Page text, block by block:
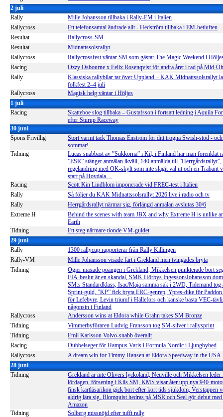
2 juli
Rally
Mille Johansson tillbaka i Rally-EM i Italien
Rallycross
Ett telefonsamtal ändrade allt - Hedström tillbaka i EM-hetluften
Resultat
Rallycross-SM
Resultat
Midnattssolsrallyt
Rallycross
Rallycrossfest väntar SM som gästar The Magic Weekend i
Racing
Ozzy Osbourne x Felix Rosenqvist för andra året i rad på Mid-
Rally
Klassiska rallybilar tar över Uppland – KAK Midnattssolsrallyt
folkfest 2–4 juli
Rallycross
Magisk helg väntar i Höljes
1 juli
Racing
Skatteboe slog tillbaka – Gustafsson i fortsatt ledning i Aquila
efter Sturup Raceway
30 juni
Spons Frivillig
Stort varmt tack Thomas Enström för ditt trogna Swish-stöd -
sommar!
Tidning
Lucas snabbast av ”Sukkorna” i Kil, i Finland har man förenklat
”ESR” stänger anmälan ikväll, 140 anmälda till ”Herrgårdsrallyt”,
regeländring med OK-skylt som inte slagit väl ut och en Trabant
start på Hovdala…
Racing
Scott Kin Lindblom imponerade vid FREC-test i Italien
Rally
Så följer du KAK Midnattssolsrallyt 2026 live i radio och tv
Rally
Herrgårdsrallyt närmar sig, förlängd anmälan avslutas 30/6
Extreme H
Behind the scenes with team JBX and why Extreme H is unlike
Earth
Tidning
Ett steg närmare tionde VM-guldet
29 juni
Rally
1300 rallycup rapporterar från Rally Killingen
Rally-VM
Mille Johansson visade fart i Grekland men tvingades bryta
Tidning
Ogier maxade poängen i Grekland, Mikkelsen punkterade bort
FIA-beslut är en skandal, SMK Hörbys Ingesson/Johansson
SM:s Standardklass, Isac/Maja samma sak i 2WD, Tidemand tog
Sprint-guld, ”KP” fick bryta ERC-genrep, Ypres-dike för
för Lefebvre, Levin triumf i Hällefors och kanske bästa VEC-
någonsin i Finland
Rallycross
Andersson wins at Eldora while Grahn takes SM Bronze
Tidning
Vimmerbyföraren Ludvig Fransson tog SM-silver i rallysprint
Tidning
Emil Karlsson Volvo-snabb överallt
Racing
Dubbelseger för Hampus Varis i Formula Nordic i Ljungbyhed
Rallycross
A dream win for Timmy Hansen at Eldora Speedway in the USA
28 juni
Tidning
Grekland är inte Olivers lyckoland, Neuville och Mikkelsen leder
lördagen, försening i Kils SM, KMS visar åter upp nya 940-
finsk kartläsarikon gick bort efter kort tids sjukdom, Verstappen
aldrig lära sig, Blomquist hedras på MSR och Seel gör debut
Amazon
Tidning
Solberg missnöjd efter tufft rally